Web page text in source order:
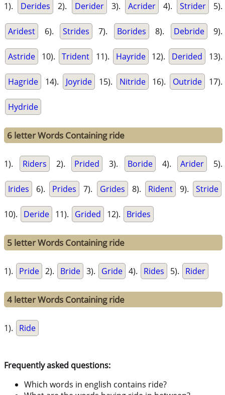
1). Derides 2). Derider 3). Acrider 4). Strider 5).
Aridest 6). Strides 7). Borides 8). Debride 9).
Astride 10). Trident 11). Hayride 12). Derided 13).
Hagride 14). Joyride 15). Nitride 16). Outride 17).
Hydride
6 letter Words Containing ride
1). Riders 2). Prided 3). Boride 4). Arider 5).
Irides 6). Prides 7). Grides 8). Rident 9). Stride
10). Deride 11). Grided 12). Brides
5 letter Words Containing ride
1). Pride 2). Bride 3). Gride 4). Rides 5). Rider
4 letter Words Containing ride
1). Ride
Frequently asked questions:
Which words in english contains ride?